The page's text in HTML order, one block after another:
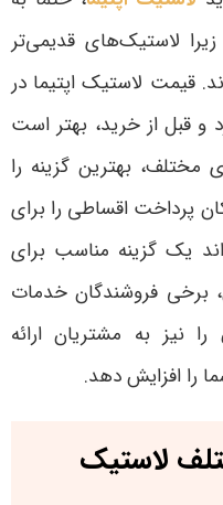
لاستیک‌های قدیمی‌تر
. قیمت لاستیک اپتیما در
و قبل از خرید، بهتر است
مختلف، بهترین گزینه را
پرداخت اقساطی را برای
یک گزینه مناسب برای
برخی فروشندگان خدمات
نیز به مشتریان ارائه
را افزایش دهد.
لاستیک